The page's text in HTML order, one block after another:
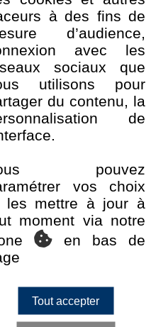
Très bon
Bon
7
Par rapport à la Cat
Moyen
à des fins de
d’audience,
avec les
sociaux que
utilisons pour
du contenu, la
de
pouvez
vos choix
les mettre à jour à
moment via notre
en bas de
Tout accepter